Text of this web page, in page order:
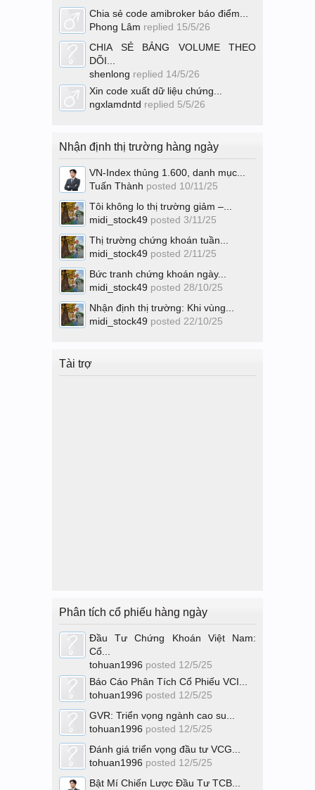
Chia sẻ code amibroker báo điểm...
Phong Lâm replied 15/5/26
CHIA SẺ BẢNG VOLUME THEO
DÕI...
shenlong replied 14/5/26
Xin code xuất dữ liệu chứng...
ngxlamdntd replied 5/5/26
Nhận định thị trường hàng ngày
VN-Index thủng 1.600, danh mục...
Tuấn Thành posted 10/11/25
Tôi không lo thị trường giảm –...
midi_stock49 posted 3/11/25
Thị trường chứng khoán tuần...
midi_stock49 posted 2/11/25
Bức tranh chứng khoán ngày...
midi_stock49 posted 28/10/25
Nhận định thị trường: Khi vùng...
midi_stock49 posted 22/10/25
Tài trợ
Phân tích cổ phiếu hàng ngày
Đầu Tư Chứng Khoán Việt Nam:
Cổ...
tohuan1996 posted 12/5/25
Báo Cáo Phân Tích Cổ Phiếu VCI...
tohuan1996 posted 12/5/25
GVR: Triển vọng ngành cao su...
tohuan1996 posted 12/5/25
Đánh giá triển vọng đầu tư VCG...
tohuan1996 posted 12/5/25
Bật Mí Chiến Lược Đầu Tư TCB...